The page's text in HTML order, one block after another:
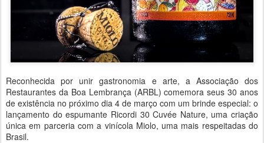
Reconhecida por unir gastronomia e arte, a Associação dos
Restaurantes da Boa Lembrança (ARBL) comemora seus 30 anos
de existência no próximo dia 4 de março com um brinde especial: o
lançamento do espumante Ricordi 30 Cuvée Nature, uma criação
única em parceria com a vinícola Miolo, uma mais respeitadas do
Brasil.